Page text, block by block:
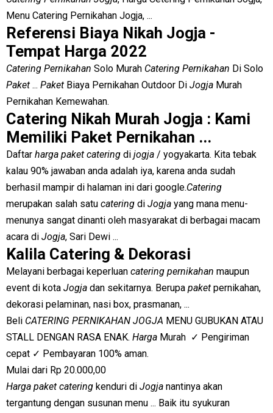
Menu Catering Pernikahan Jogja, ...
Referensi Biaya Nikah Jogja -
Tempat Harga 2022
Catering Pernikahan Solo Murah Catering Pernikahan Di Solo
Paket ... Paket Biaya Pernikahan Outdoor Di Jogja Murah
Pernikahan Kemewahan.
Catering Nikah Murah Jogja : Kami
Memiliki Paket Pernikahan ...
Daftar harga paket catering di jogja / yogyakarta. Kita tebak
kalau 90% jawaban anda adalah iya, karena anda sudah
berhasil mampir di halaman ini dari google.Catering
merupakan salah satu catering di Jogja yang mana menu-
menunya sangat dinanti oleh masyarakat di berbagai macam
acara di Jogja, Sari Dewi ...
Kalila Catering & Dekorasi
Melayani berbagai keperluan catering pernikahan maupun
event di kota Jogja dan sekitarnya. Berupa paket pernikahan,
dekorasi pelaminan, nasi box, prasmanan, ...
Beli CATERING PERNIKAHAN JOGJA MENU GUBUKAN ATAU
STALL DENGAN RASA ENAK. Harga Murah ✓ Pengiriman
cepat ✓ Pembayaran 100% aman.
Mulai dari Rp 20.000,00
Harga paket catering kenduri di Jogja nantinya akan
tergantung dengan susunan menu ... Baik itu syukuran